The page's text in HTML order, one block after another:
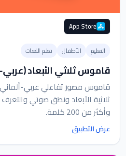
App Store
التعليم الأطفال تعلم اللغات
قاموس ثلاثي الأبعاد
قاموس مصور تفاعلي عربي-
ثلاثية الأبعاد ونطق صوتي
وأكثر من 200 كلمة.
عرض التطبيق